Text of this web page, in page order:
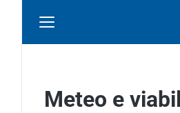
Meteo e